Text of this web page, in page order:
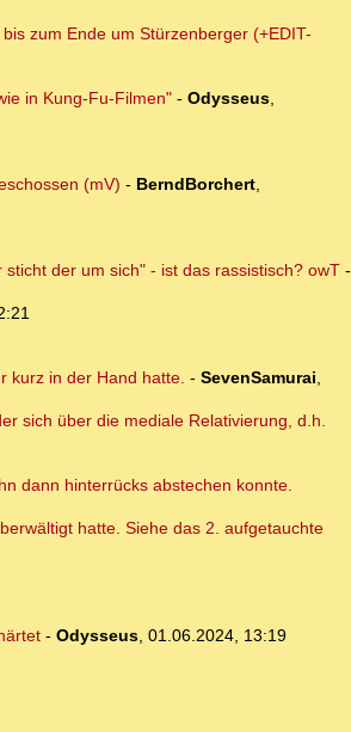
zum Ende um Stürzenberger (+EDIT-
in Kung-Fu-Filmen"- Odysseus,
(mV) - BerndBorchert,
der um sich" - ist das rassistisch? owT-
kurz in der Hand hatte. - SevenSamurai,
sich über die mediale Relativierung, d.h.
dann hinterrücks abstechen konnte.
hatte. Siehe das 2. aufgetauchte
- Odysseus, 01.06.2024, 13:19